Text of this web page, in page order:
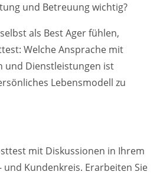
und Betreuung wichtig?
als Best Ager fühlen,
Welche Ansprache mit
und Dienstleistungen ist
Lebensmodell zu
mit Diskussionen in Ihrem
und Kundenkreis. Erarbeiten Sie